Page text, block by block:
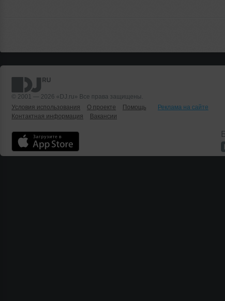
© 2001 — 2026 «DJ.ru» Все права защищены.
Условия использования
О проекте Помощь
Реклама на сайте
Контактная информация
Вакансии